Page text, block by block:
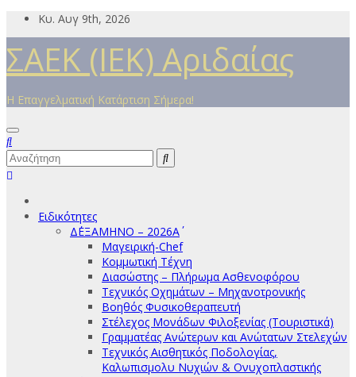
Μετάβαση
περιεχόμενο
Κυ. Αυγ 9th, 2026
ΣΑΕΚ (ΙΕΚ) Αριδαίας
Η Επαγγελματική Κατάρτιση Σήμερα!
Ειδικότητες
Δ΄ΕΞΑΜΗΝΟ – 2026Α΄
Μαγειρική-Chef
Κομμωτική Τέχνη
Διασώστης – Πλήρωμα Ασθενοφόρου
Τεχνικός Οχημάτων – Μηχανοτρονικής
Βοηθός Φυσικοθεραπευτή
Στέλεχος Μονάδων Φιλοξενίας (Τουριστικά)
Γραμματέας Ανώτερων και Ανώτατων Στελεχών
Τεχνικός Αισθητικός Ποδολογίας,
Καλωπισμολυ Νυχιών & Ονυχοπλαστικής